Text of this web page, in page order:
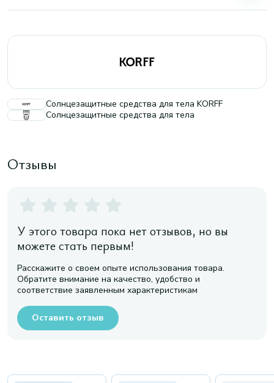
Солнцезащитные средства для тела KORFF
Солнцезащитные средства для тела
Отзывы
У этого товара пока нет отзывов, но вы
можете стать первым!
Расскажите о своем опыте использования товара.
Обратите внимание на качество, удобство и
соответствие заявленным характеристикам
Оставить отзыв